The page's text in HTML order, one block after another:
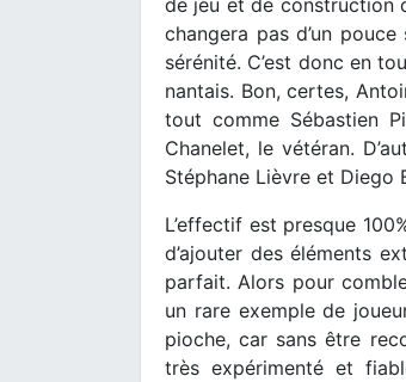
de jeu et de construction
changera pas d’un
sérénité. C’est donc en
nantais. Bon, certes,
tout comme Sébastien
Chanelet, le vétéran.
Stéphane Lièvre et Diego
L’effectif est presque
d’ajouter des éléments
parfait. Alors pour
un rare exemple de
pioche, car sans être
très expérimenté et